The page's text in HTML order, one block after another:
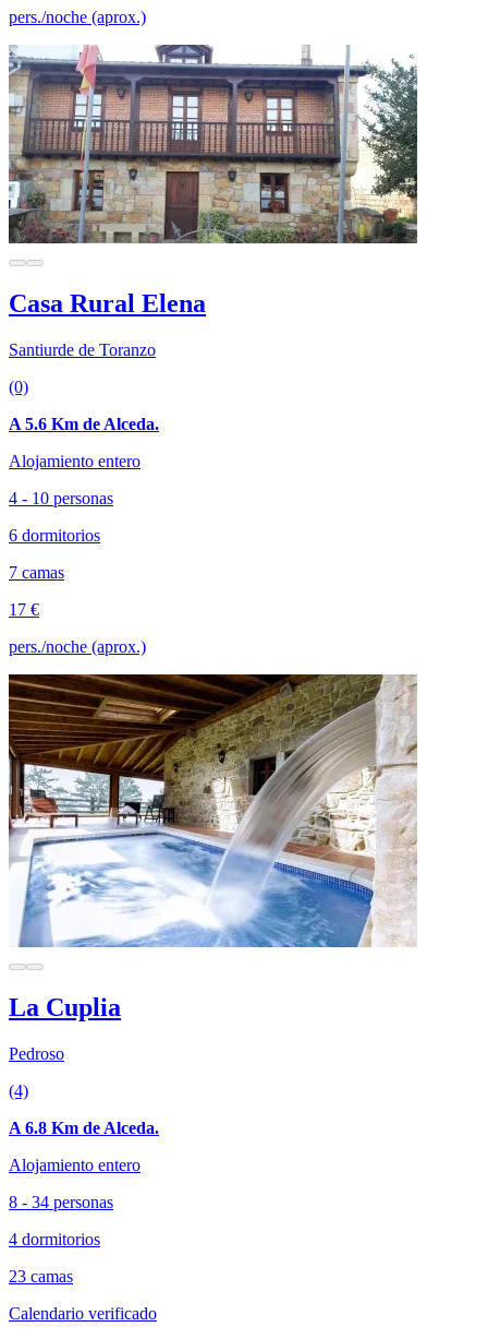
pers./noche (aprox.)
Casa Rural Elena
Santiurde de Toranzo
(0)
A 5.6 Km de Alceda.
Alojamiento entero
4 - 10 personas
6 dormitorios
7 camas
17 €
pers./noche (aprox.)
La Cuplia
Pedroso
(4)
A 6.8 Km de Alceda.
Alojamiento entero
8 - 34 personas
4 dormitorios
23 camas
Calendario verificado